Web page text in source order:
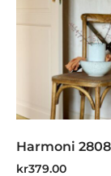
Harmoni
kr379.00